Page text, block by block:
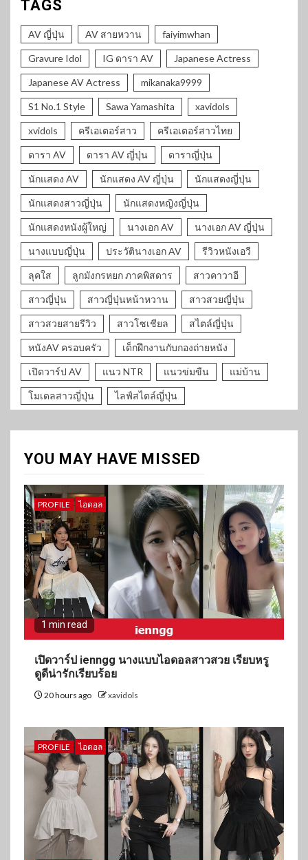
TAGS
AV ญี่ปุ่น AV สายหวาน faiyimwhan
Gravure Idol IG ดารา AV Japanese Actress
Japanese AV Actress mikanaka9999
S1 No.1 Style Sawa Yamashita xavidols
xvidols ครีเอเตอร์สาว ครีเอเตอร์สาวไทย
ดารา AV ดารา AV ญี่ปุ่น ดาราญี่ปุ่น
นักแสดง AV นักแสดง AV ญี่ปุ่น นักแสดงญี่ปุ่น
นักแสดงสาวญี่ปุ่น นักแสดงหญิงญี่ปุ่น
นักแสดงหนังผู้ใหญ่ นางเอก AV นางเอก AV ญี่ปุ่น
นางแบบญี่ปุ่น ประวัตินางเอก AV รีวิวหนังเอวี
ลุคใส ลูกมังกรหยก ภาคพิสดาร สาวคาวาอี
สาวญี่ปุ่น สาวญี่ปุ่นหน้าหวาน สาวสวยญี่ปุ่น
สาวสวยสายรีวิว สาวโซเชียล สไตล์ญี่ปุ่น
หนังAV ครอบครัว เด็กฝึกงานกับกองถ่ายหนัง
เปิดวาร์ป AV แนว NTR แนวข่มขืน แม่บ้าน
โมเดลสาวญี่ปุ่น ไลฟ์สไตล์ญี่ปุ่น
YOU MAY HAVE MISSED
PROFILE ไอดอล
1 min read
เปิดวาร์ป ienngg นางแบบไอดอลสาวสวย เรียบหรู
ดูดีน่ารักเรียบร้อย
20 hours ago xavidols
PROFILE ไอดอล